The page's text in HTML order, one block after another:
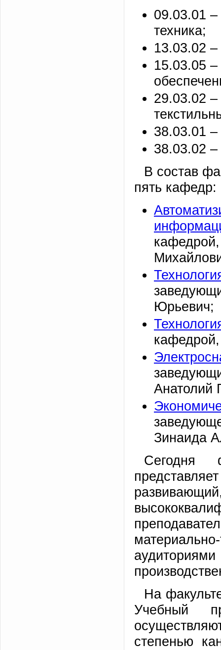
09.03.01
техника;
13.03.02 –
15.03.05 –
29.03.02 –
38.03.01
38.03.02
В состав
пять кафедр:
Юрьевич;
Анатолий
Зинаида
Сегодня
На
Учебный
степенью